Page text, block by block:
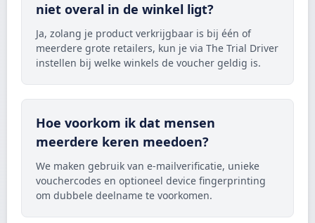
niet overal in de winkel ligt?
Ja, zolang je product verkrijgbaar is bij één of
meerdere grote retailers, kun je via The Trial Driver
instellen bij welke winkels de voucher geldig is.
Hoe voorkom ik dat mensen
meerdere keren meedoen?
We maken gebruik van e-mailverificatie, unieke
vouchercodes en optioneel device fingerprinting
om dubbele deelname te voorkomen.